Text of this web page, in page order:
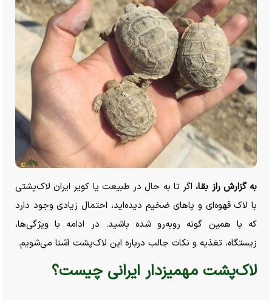
به گزارش راز بقا، اگر تا به حال در طبیعت یا کویر ایران لاک‌پشتی
با لاک قهوه‌ای و پا‌های ضخیم دیده‌اید، احتمال زیادی وجود دارد
که با همین گونه روبه‌رو شده باشید. در ادامه با ویژگی‌ها،
زیستگاه، تغذیه و نکات جالب درباره این لاک‌پشت آشنا می‌شویم.
لاک‌پشت مهمیزدار ایرانی چیست؟